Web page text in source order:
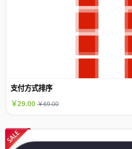
支付方式排序
￥29.00 ￥69.00